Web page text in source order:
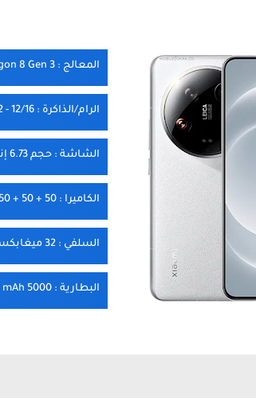
المعالج : Qualcomm SM8650-AB Snapdragon 8 Gen 3
الرام/الذاكرة : 12/16 - 256/512 غيغابايت / 1 تيرابايت
الشاشة : حجم 6.73 إنش LTPO AMOLED
الكاميرا : 50 + 50 + 50 + 50 ميغابكسل
السلفي : 32 ميغابكسل
البطارية : 5000 mAh نسخة عالمية / 5300 نسخة صينية